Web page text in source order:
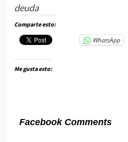
deuda
Comparte esto:
WhatsApp
Me gusta esto:
Facebook Comments